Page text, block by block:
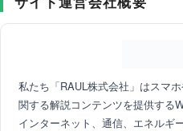
私たち「RAUL株式会社」はスマ
関する解説コンテンツを提供する
インターネット、通信、エネルギ